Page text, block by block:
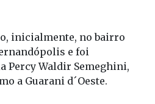
inicialmente, no bairro
e foi
Percy Waldir Semeghini,
a Guarani d´Oeste.